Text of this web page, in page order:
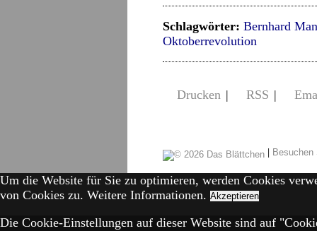
Schlagwörter: Bernhard
Oktoberrevolution
Drucken | RSS |
|
Um die Website für Sie zu optimieren, werden Cookies
von Cookies zu. Weitere Informationen. Akzeptieren
Die Cookie-Einstellungen auf dieser Website sind auf